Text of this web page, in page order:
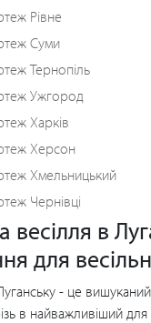
Рівне
Суми
Тернопіль
Ужгород
Харків
Херсон
Хмельницький
Чернівці
весілля в
для
- це вишуканий
в найважливіший